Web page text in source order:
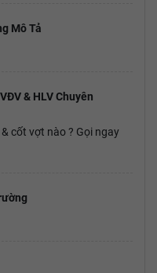
Mô Tả
& HLV Chuyên
cốt vợt nào ? Gọi ngay